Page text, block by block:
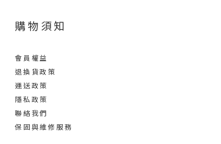
購物須知
會員權益
退換貨政策
運送政策
隱私政策
聯絡我們
保固與維修服務